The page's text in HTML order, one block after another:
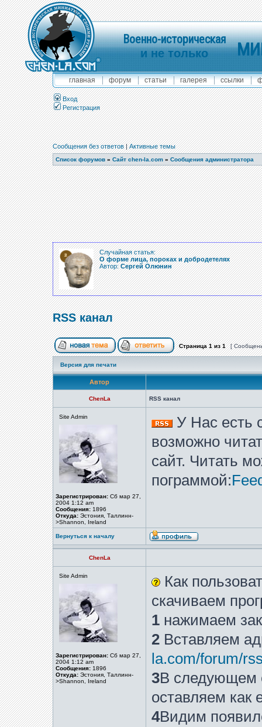
Военно-историческая
и не только
главная форум статьи галерея ссылки
Вход
Регистрация
Сообщения без ответов|Активные темы
Список форумов » Сайт chen-la.com » Сообщения администратора
Случайная статья:
О форме лица, пороках и добродетелях
Автор:Сергей Олюнин
RSS канал
Страница1из1 [
Версия для печати
Автор
ChenLa RSS канал
Site Admin
Зарегистрирован: Сб мар 27,
2004 1:12 am
Сообщения: 1896
Откуда: Эстония, Таллинн-
>Shannon, Ireland
У Нас есть
возможно
сайт. Читать
пограммой:
Вернуться к началу
ChenLa
Site Admin
Зарегистрирован: Сб мар 27,
2004 1:12 am
Сообщения: 1896
Откуда: Эстония, Таллинн-
>Shannon, Ireland
Как
скачиваем
1 нажимаем
2 Вставляем
la.com/forum/
3В следующем
оставляем как
4Видим